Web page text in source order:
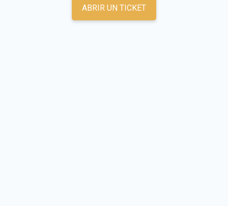
ABRIR UN TICKET